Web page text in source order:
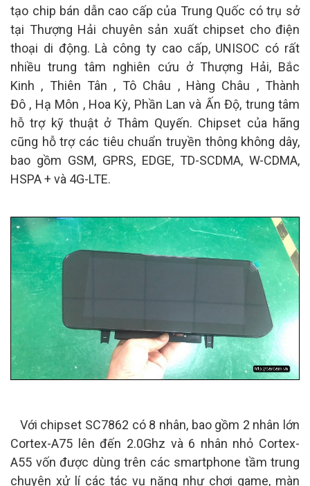
tạo chip bán dẫn cao cấp của Trung Quốc có trụ sở
tại Thượng Hải chuyên sản xuất chipset cho điện
thoại di động. Là công ty cao cấp, UNISOC có rất
nhiều trung tâm nghiên cứu ở Thượng Hải, Bắc
Kinh , Thiên Tân , Tô Châu , Hàng Châu , Thành
Đô , Hạ Môn , Hoa Kỳ, Phần Lan và Ấn Độ, trung tâm
hỗ trợ kỹ thuật ở Thâm Quyến. Chipset của hãng
cũng hỗ trợ các tiêu chuẩn truyền thông không dây,
bao gồm GSM, GPRS, EDGE, TD-SCDMA, W-CDMA,
HSPA + và 4G-LTE.
Với chipset SC7862 có 8 nhân, bao gồm 2 nhân lớn
Cortex-A75 lên đến 2.0Ghz và 6 nhân nhỏ Cortex-
A55 vốn được dùng trên các smartphone tầm trung
chuyên xử lí các tác vụ nặng như chơi game, màn